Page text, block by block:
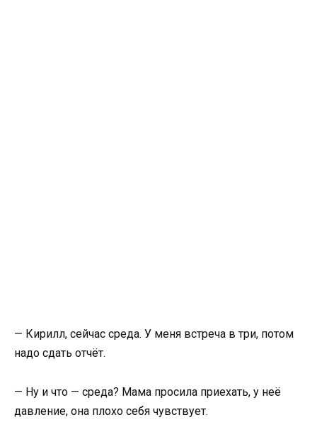
— Кирилл, сейчас среда. У меня встреча в три, потом
надо сдать отчёт.
— Ну и что — среда? Мама просила приехать, у неё
давление, она плохо себя чувствует.